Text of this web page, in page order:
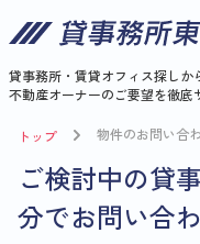
貸事務所・賃貸オフィス探しか
不動産オーナーのご要望を徹底
トップ 物件のお問い合
ご検討中の貸
分でお問い合